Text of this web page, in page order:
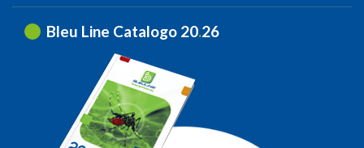
Bleu Line Catalogo 20.26